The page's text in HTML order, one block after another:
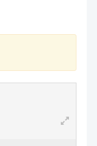
会根据状态
，使用
Serial